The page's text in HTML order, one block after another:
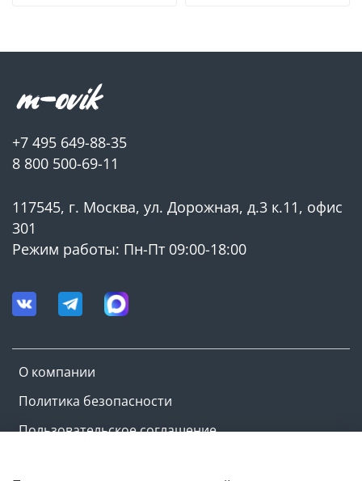
О компании
Политика безопасности
Пользовательское соглашение
+7 495 649-88-35
8 800 500-69-11
117545, г. Москва, ул. Дорожная, д.3 к.11, офис
301
Режим работы: Пн-Пт 09:00-18:00